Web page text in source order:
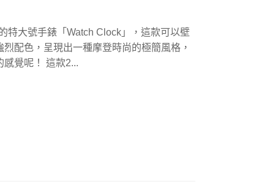
特大號手錶「Watch Clock」，這款可以壁
配色，呈現出一種摩登時尚的極簡風格，
覺呢！ 這款2...